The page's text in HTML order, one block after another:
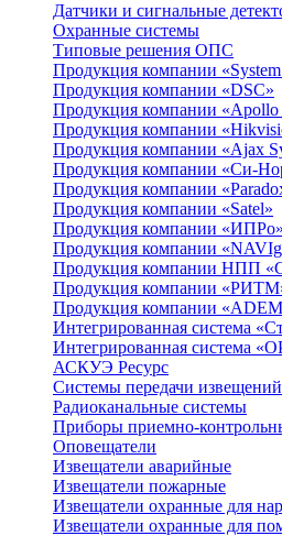
Датчики и сигнальные
Охранные системы
Типовые решения ОПС
Продукция компании «System
Продукция компании «DSC»
Продукция компании «Apollo
Продукция компании
Продукция компании «Ajax
Продукция компании «Си-
Продукция компании
Продукция компании «Satel»
Продукция компании «ИПРо»
Продукция компании
Продукция компании НПП
Продукция компании
Продукция компании
Интегрированная система
Интегрированная система
АСКУЭ Ресурс
Системы передачи извещений
Радиоканальные системы
Приборы приемно-
Оповещатели
Извещатели аварийные
Извещатели пожарные
Извещатели охранные для
Извещатели охранные для